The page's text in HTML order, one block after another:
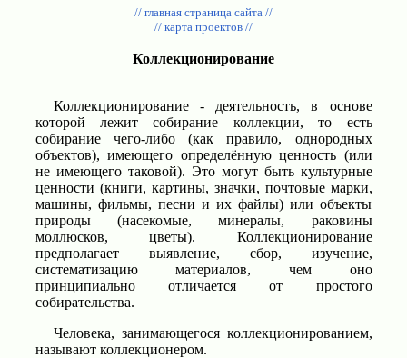
// главная страница сайта //
// карта проектов //
Коллекционирование
Коллекционирование - деятельность, в основе
которой лежит собирание коллекции, то есть
собирание чего-либо (как правило, однородных
объектов), имеющего определённую ценность (или
не имеющего таковой). Это могут быть культурные
ценности (книги, картины, значки, почтовые марки,
машины, фильмы, песни и их файлы) или объекты
природы (насекомые, минералы, раковины
моллюсков, цветы). Коллекционирование
предполагает выявление, сбор, изучение,
систематизацию материалов, чем оно
принципиально отличается от простого
собирательства.
Человека, занимающегося коллекционированием,
называют коллекционером.